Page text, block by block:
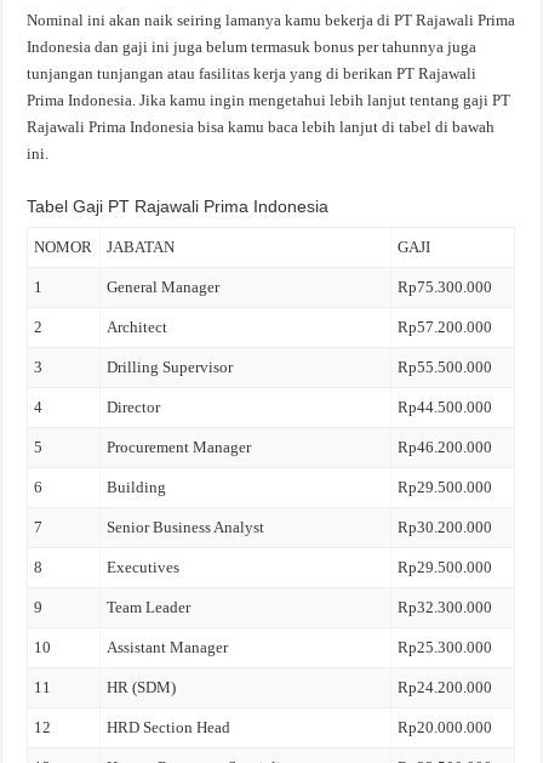
Nominal ini akan naik seiring lamanya kamu bekerja di PT Rajawali Prima
Indonesia dan gaji ini juga belum termasuk bonus per tahunnya juga
tunjangan tunjangan atau fasilitas kerja yang di berikan PT Rajawali
Prima Indonesia. Jika kamu ingin mengetahui lebih lanjut tentang gaji PT
Rajawali Prima Indonesia bisa kamu baca lebih lanjut di tabel di bawah
ini.
Tabel Gaji PT Rajawali Prima Indonesia
NOMOR JABATAN GAJI
1 General Manager Rp75.300.000
2 Architect Rp57.200.000
3 Drilling Supervisor Rp55.500.000
4 Director Rp44.500.000
5 Procurement Manager Rp46.200.000
6 Building Rp29.500.000
7 Senior Business Analyst Rp30.200.000
8 Executives Rp29.500.000
9 Team Leader Rp32.300.000
10 Assistant Manager Rp25.300.000
11 HR (SDM) Rp24.200.000
12 HRD Section Head Rp20.000.000